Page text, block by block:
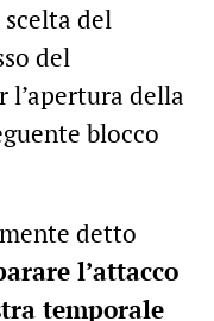
del
del
della
blocco
detto
l’attacco
temporale